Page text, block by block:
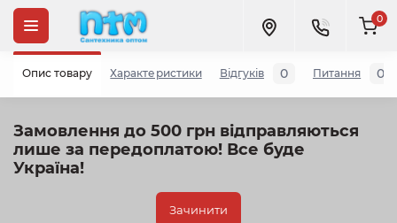
Замовлення до 500 грн відправляються
лише за передоплатою! Все буде
Україна!
Зачинити
0
Опис товару Характеристики Відгуків 0 Питання 0